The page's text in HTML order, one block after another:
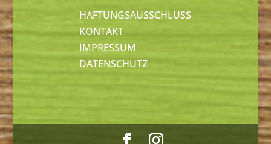
HAFTUNGSAUSSCHLUSS
KONTAKT
IMPRESSUM
DATENSCHUTZ